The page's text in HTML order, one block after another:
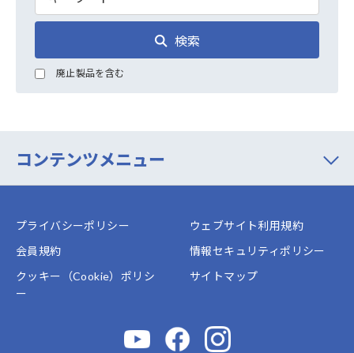
検索
廃止製品を含む
コンテンツメニュー
プライバシーポリシー
ウェブサイト利用規約
会員規約
情報セキュリティポリシー
クッキー（Cookie）ポリシ
ー
サイトマップ